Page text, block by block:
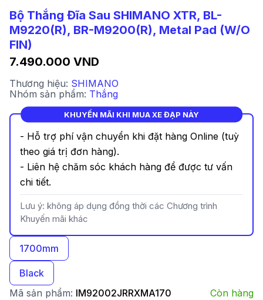
Bộ Thắng Đĩa Sau SHIMANO XTR, BL-
M9220(R), BR-M9200(R), Metal Pad (W/O
FIN)
7.490.000 VND
Thương hiệu: SHIMANO
Nhóm sản phẩm: Thắng
KHUYẾN MÃI KHI MUA XE ĐẠP NÀY
- Hỗ trợ phí vận chuyển khi đặt hàng Online (tuỳ
theo giá trị đơn hàng).
- Liên hệ chăm sóc khách hàng để được tư vấn
chi tiết.
Lưu ý: không áp dụng đồng thời các Chương trình
Khuyến mãi khác
1700mm
Black
Mã sản phẩm: IM92002JRRXMA170 Còn hàng